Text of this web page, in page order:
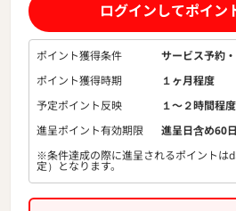
そんな中、弊社は2009年にスター
のネットクリーニングサービスです
今まで約２万人以上の方にご利用い
パック料金のわかりやすい料金体系
しかも、最大6ヶ月間無料で保管す
す。
ログインしてポイン
ポイント獲得条件
サービス予約
ポイント獲得時期
１ヶ月程度
予定ポイント反映
１〜２時間程度
進呈ポイント有効期限
進呈日含め60日
※条件達成の際に進呈されるポイントは
定）となります。